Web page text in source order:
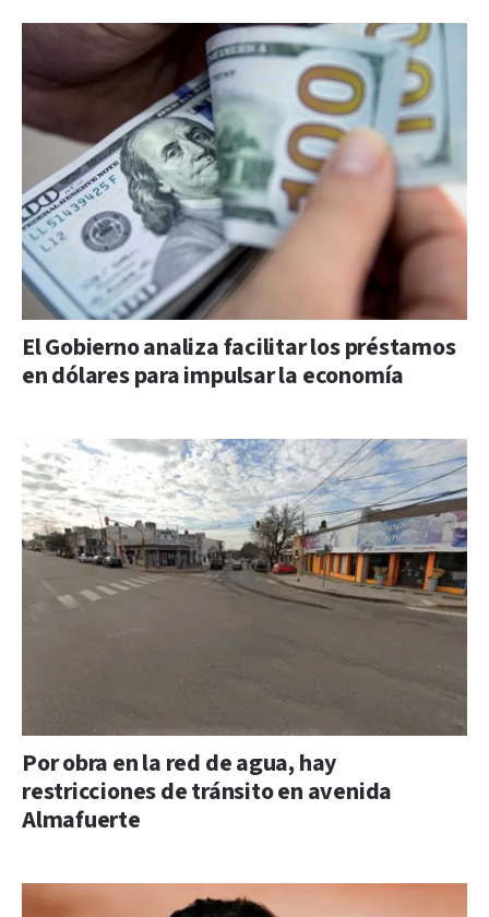
El Gobierno analiza facilitar los préstamos
en dólares para impulsar la economía
Por obra en la red de agua, hay
restricciones de tránsito en avenida
Almafuerte